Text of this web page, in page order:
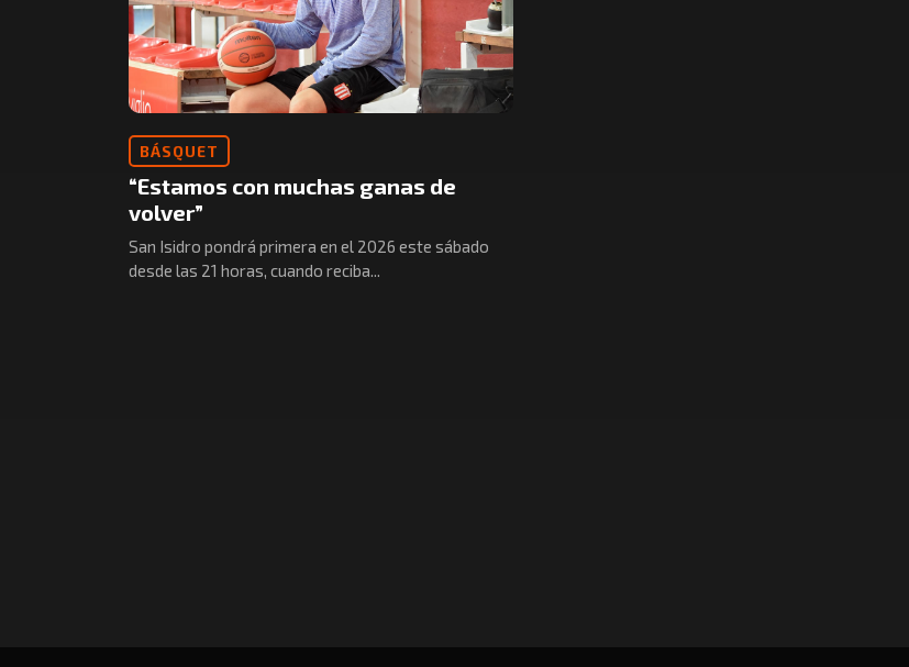
BÁSQUET
“Estamos con muchas ganas de
volver”
San Isidro pondrá primera en el 2026 este sábado
desde las 21 horas, cuando reciba...